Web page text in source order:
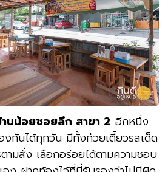
นน้อยซอยลึก สาขา 2 อีกหนึ่ง
งกันได้ทุกวัน มีทั้งก๋วยเตี๋ยวรสเด็ด
ามสั่ง เลือกอร่อยได้ตามความชอบ